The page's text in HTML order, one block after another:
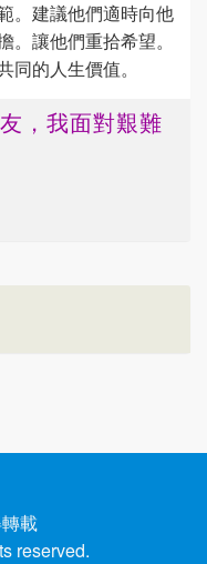
。建議他們適時向他
讓他們重拾希望。
的人生價值。
，我面對艱難
載
reserved.